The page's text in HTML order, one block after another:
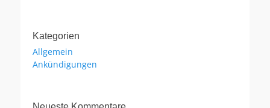
Kategorien
Allgemein
Ankündigungen